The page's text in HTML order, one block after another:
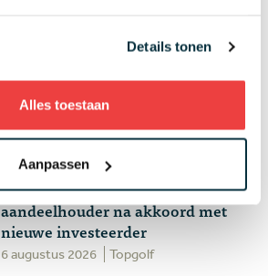
Details tonen
Alles toestaan
Aanpassen
van Dam op zoek naar eerste
gegarandeerd op de PGA Tour
4 augustus 2026
Plots goed nieuws voor LIV Golf:
de spelers worden groot
aandeelhouder na akkoord met
nieuwe investeerder
6 augustus 2026 Topgolf